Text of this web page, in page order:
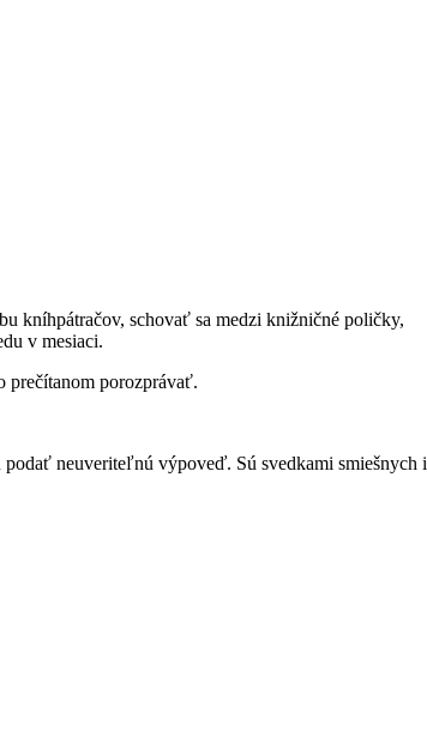
kníhpátračov, schovať sa medzi knižničné poličky,
v mesiaci.
prečítanom porozprávať.
neuveriteľnú výpoveď. Sú svedkami smiešnych i